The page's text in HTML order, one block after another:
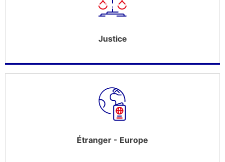
Justice
Étranger - Europe